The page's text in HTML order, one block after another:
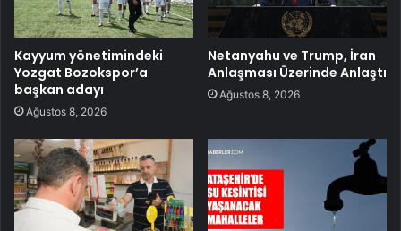
Kayyum yönetimindeki
Yozgat Bozokspor’a
başkan adayı
Ağustos 8, 2026
Netanyahu ve Trump, İran
Anlaşması Üzerinde Anlaştı
Ağustos 8, 2026